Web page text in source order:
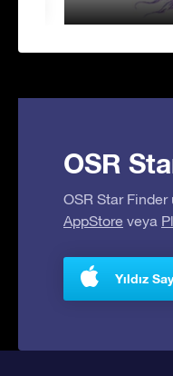
OSR
OSR Star Finder
AppStore veya
Yıldız